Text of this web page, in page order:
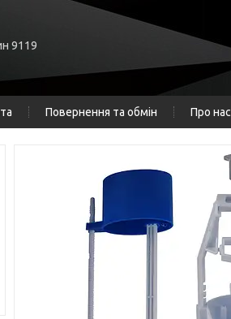
9119
Повернення та обмін Про нас